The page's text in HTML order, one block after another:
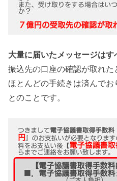
大量に届いたメッセージはす
振込先の口座の確認が取れた
ほとんどの手続きは済んで
とのことです。